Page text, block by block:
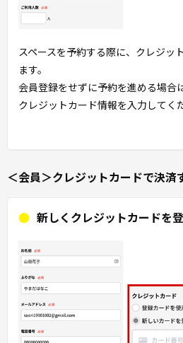
スペースを予約する際に、クレジッ
ます。
会員登録をせずに予約を進める場合
クレジットカード情報を入力してく
＜会員＞クレジットカードで決済
新しくクレジットカードを